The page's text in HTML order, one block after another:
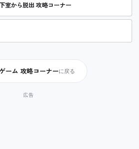
室から脱出 攻略コーナー
ーム 攻略コーナーに戻る